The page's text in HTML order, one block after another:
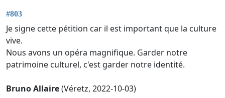
#803
Je signe cette pétition car il est important que la culture
vive.
Nous avons un opéra magnifique. Garder notre
patrimoine culturel, c'est garder notre identité.
Bruno Allaire(Véretz, 2022-10-03)